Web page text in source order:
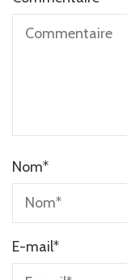
Nom*
E-mail*